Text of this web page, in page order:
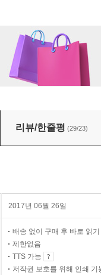
리뷰/한줄평 (29/23)
2017년 06월 26일
배송 없이 구매 후 바로 읽기
제한없음
TTS 가능
저작권 보호를 위해 인쇄 기